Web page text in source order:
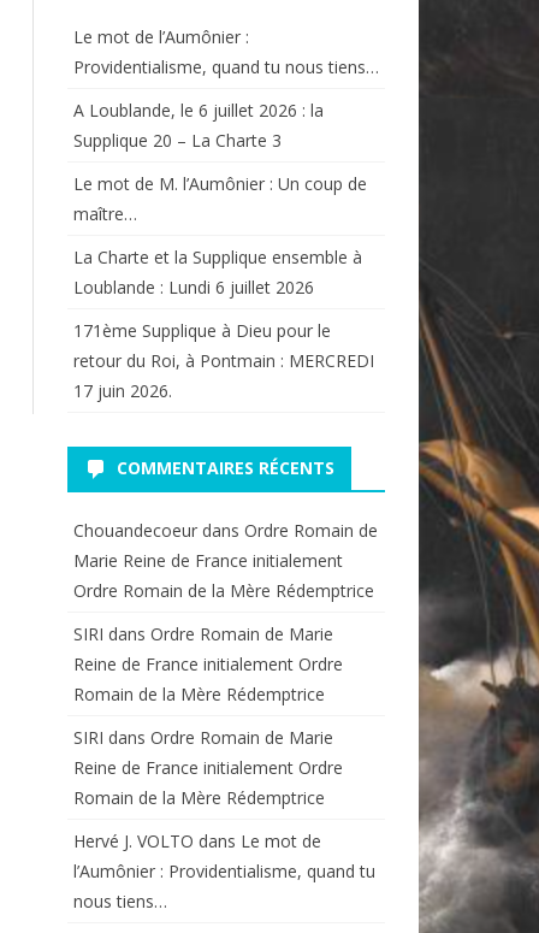
Le mot de l’Aumônier :
Providentialisme, quand tu nous tiens…
A Loublande, le 6 juillet 2026 : la
Supplique 20 – La Charte 3
Le mot de M. l’Aumônier : Un coup de
maître…
La Charte et la Supplique ensemble à
Loublande : Lundi 6 juillet 2026
171ème Supplique à Dieu pour le
retour du Roi, à Pontmain : MERCREDI
17 juin 2026.
COMMENTAIRES RÉCENTS
Chouandecoeurdans Ordre Romain de
Marie Reine de France initialement
Ordre Romain de la Mère Rédemptrice
SIRI dans Ordre Romain de Marie
Reine de France initialement Ordre
Romain de la Mère Rédemptrice
SIRI dans Ordre Romain de Marie
Reine de France initialement Ordre
Romain de la Mère Rédemptrice
Hervé J. VOLTO dans Le mot de
l’Aumônier : Providentialisme, quand tu
nous tiens…